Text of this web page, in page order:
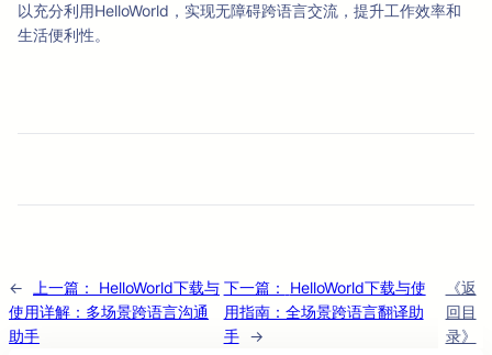
以充分利用HelloWorld，实现无障碍跨语言交流，提升工作效率和
生活便利性。
← 上一篇：
HelloWorld下载与
使用详解：多场景跨语言沟通
助手
下一篇：
HelloWorld下载与使
用指南：全场景跨语言翻译助
手
→
《返
回目
录》